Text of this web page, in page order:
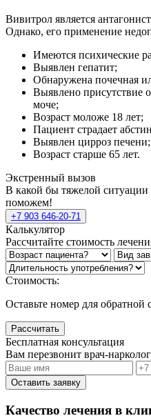
Вивитрол является
Однако, его применение
Имеются психические
Выявлен гепатит;
Обнаружена почечная
Выявлено присутствие
моче;
Возраст моложе 18 лет;
Пациент страдает
Выявлен цирроз печени;
Возраст старше 65 лет.
Экстренный вызов
В какой бы тяжелой
поможем!
+7 903 646-20-71
Калькулятор
Рассчитайте стоимость
Стоимость:
Оставьте номер для обратной
Рассчитать
Бесплатная консультация
Вам перезвонит врач-нарколог
Оставить заявку
Качество лечения в